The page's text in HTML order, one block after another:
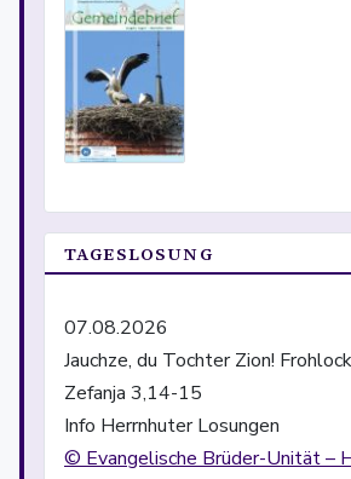
TAGESLOSUNG
07.08.2026
Jauchze, du Tochter Zion!
Zefanja 3,14-15
Info Herrnhuter Losungen
© Evangelische Brüder-Unität –